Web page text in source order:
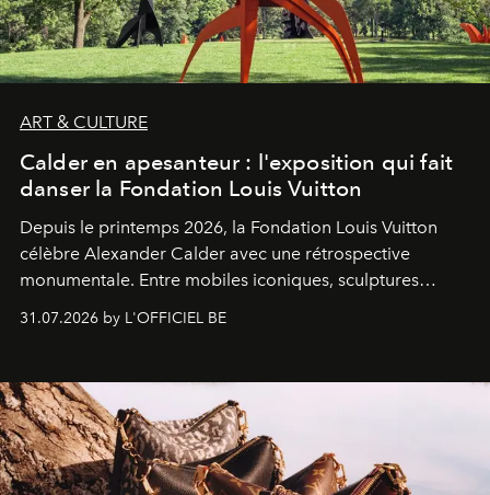
ART & CULTURE
Calder en apesanteur : l'exposition qui fait
danser la Fondation Louis Vuitton
Depuis le printemps 2026, la Fondation Louis Vuitton
célèbre Alexander Calder avec une rétrospective
monumentale. Entre mobiles iconiques, sculptures
monumentales et poésie du mouvement, l'artiste
américain investit les espaces imaginés par Frank Gehry
sculpture.
31.07.2026 by L'OFFICIEL BE